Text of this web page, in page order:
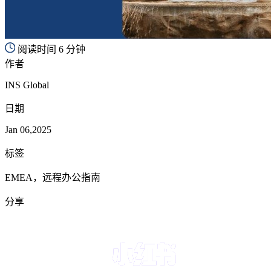
阅读时间 6 分钟
作者
INS Global
日期
Jan 06,2025
标签
EMEA，远程办公指南
分享